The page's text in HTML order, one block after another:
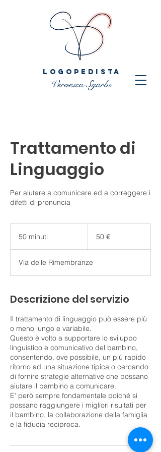
LOGOPEDISTA
Veronica Sgarbi
Trattamento di
Linguaggio
Per aiutare a comunicare ed a correggere i
difetti di pronuncia
50 minuti
i
n
t
i
50 €
Via delle Rimembranze
Descrizione del servizio
Il trattamento di linguaggio può essere più
o meno lungo e variabile.
Questo è volto a supportare lo sviluppo
linguistico e comunicativo del bambino,
consentendo, ove possibile, un più rapido
ritorno ad una situazione tipica o cercando
di fornire strategie alternative che possano
aiutare il bambino a comunicare.
E' però sempre fondamentale poiché si
possano raggiungere i migliori risultati per
il bambino, la collaborazione della famiglia
e la fiducia reciproca.